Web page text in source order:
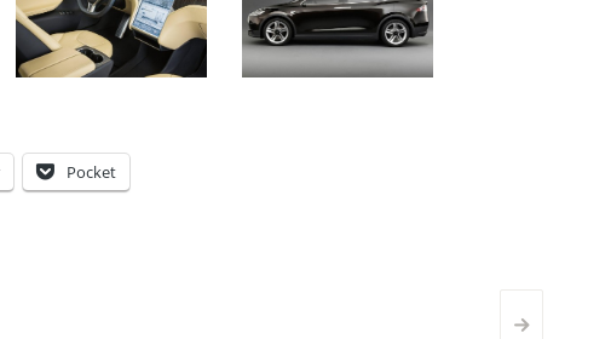
>
Pocket